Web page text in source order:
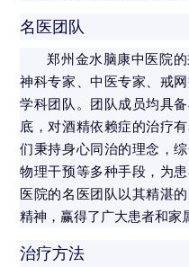
名医团队
郑州金水脑康中医院
神科专家、中医专家、戒
学科团队。团队成员均具
底，对酒精依赖症的治疗
们秉持身心同治的理念，
物理干预等多种手段，为
医院的名医团队以其精湛
精神，赢得了广大患者和家
治疗方法